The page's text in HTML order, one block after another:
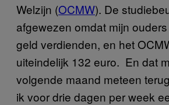
Welzijn (OCMW). De
afgewezen omdat mijn
geld verdienden, en het
uiteindelijk 132 euro. En dat
volgende maand meteen
ik voor drie dagen per week